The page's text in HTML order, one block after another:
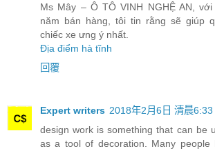
Ms Mây – Ô TÔ VINH NGHỆ AN,
năm bán hàng, tôi tin rằng sẽ giúp
chiếc xe ưng ý nhất.
Địa điểm hà tĩnh
回覆
Expert writers 2018年2月6日 清晨6:33
design work is something that can be
as a tool of decoration. Many people